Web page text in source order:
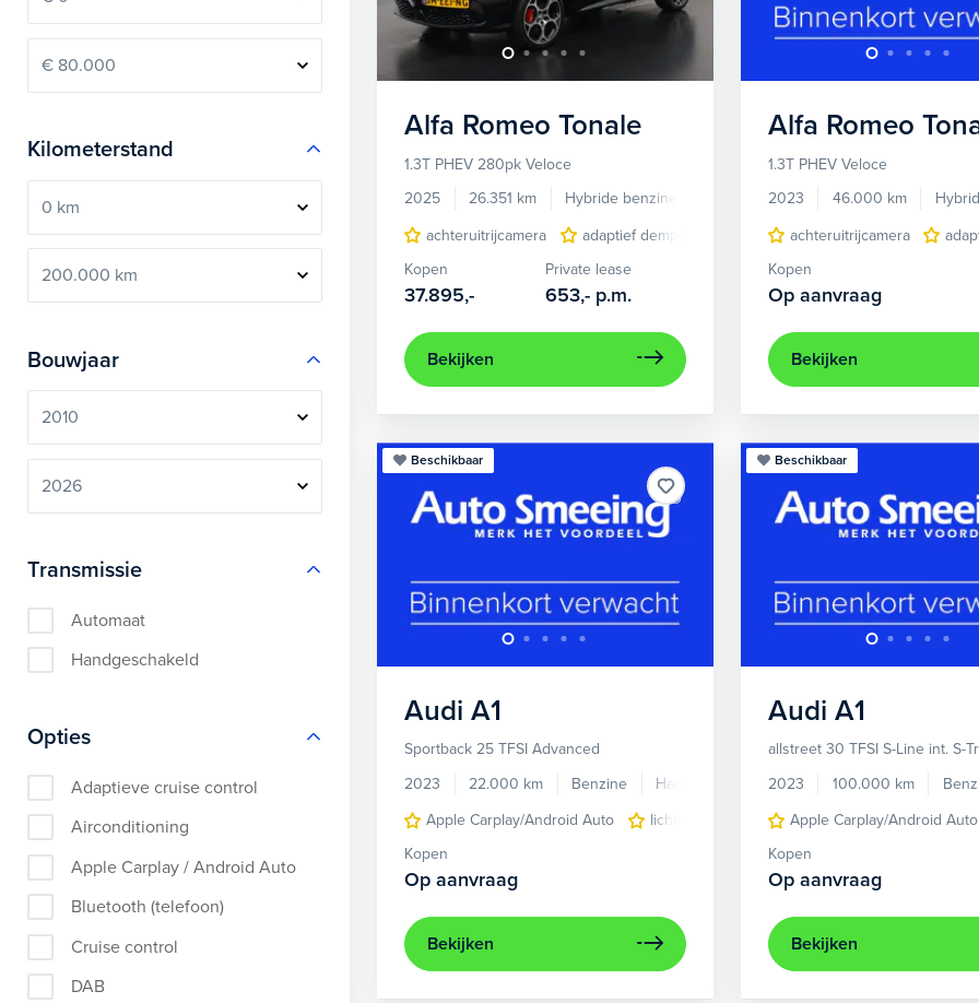
Kilometerstand
Bouwjaar
Transmissie
Automaat
Handgeschakeld
Opties
Adaptieve cruise control
Airconditioning
Apple Carplay / Android Auto
Bluetooth (telefoon)
Cruise control
DAB
Alfa Romeo Tonale
1.3T PHEV 280pk Veloce
2025
26.351 km Hybride benzine
Automaat
achteruitrijcamera
adaptief demping systeem audio installatie premium
Kopen
37.895,-
Private lease
653,- p.m.
Bekijken
Alfa Romeo
1.3T PHEV Veloce
2023
46.000 km
achteruitrijcamera
Kopen
Op aanvraag
Bekijken
Beschikbaar
Audi A1
Sportback 25 TFSI Advanced
2023
22.000 km Benzine
Handgeschakeld
Apple Carplay/Android Auto
lichtmetalen velgen 5-spaaks 17"
Kopen
Op aanvraag
Bekijken
Beschikbaar
Audi A1
allstreet 30 TFSI S-Line int. S-
2023
100.000 km
Apple Carplay/Android Auto
Kopen
Op aanvraag
Bekijken